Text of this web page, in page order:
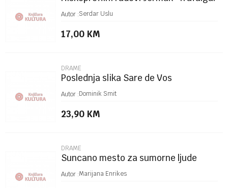
Poruka
POŠALJI
Autor :Serdar Uslu
17,00 KM
DRAME
Poslednja slika Sare de Vos
Autor :Dominik Smit
23,90 KM
DRAME
Suncano mesto za sumorne ljude
Autor :Marijana Enrikes